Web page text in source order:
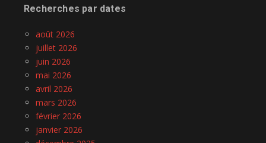
Recherches par dates
août 2026
juillet 2026
juin 2026
mai 2026
avril 2026
mars 2026
février 2026
janvier 2026